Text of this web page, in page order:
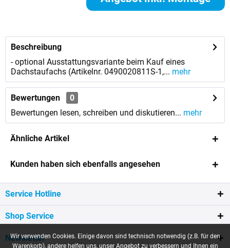
Beschreibung
- optional Ausstattungsvariante beim Kauf eines
Dachstaufachs (Artikelnr. 0490020811S-1,... mehr
Bewertungen
0
Bewertungen lesen, schreiben und diskutieren... mehr
Ähnliche Artikel
Kunden haben sich ebenfalls angesehen
Service Hotline
Shop Service
Newsletter
Wir verwenden Cookies. Einige davon sind technisch notwendig (z.B. für den
Warenkorb), andere helfen uns, unser Angebot zu verbessern und Ihnen ein